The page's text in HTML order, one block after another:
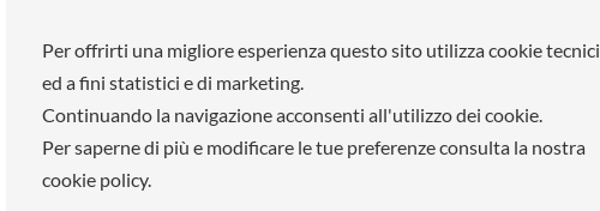
ELLE SPA
Tutti i brand
Prenota un appuntamento
Fidelity card
Su di noi
Lavora con noi
Per offrirti una migliore esperienza questo sito utilizza cookie tecnici
ed a fini statistici e di marketing.
Continuando la navigazione acconsenti all'utilizzo dei cookie.
Per saperne di più e modificare le tue preferenze consulta la nostra
cookie policy.